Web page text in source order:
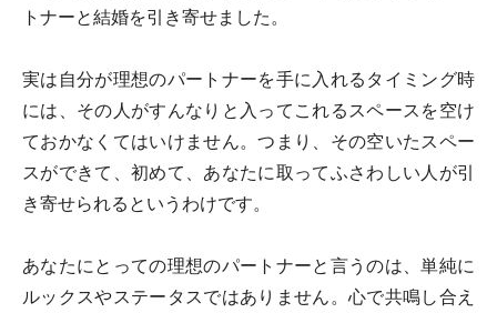
トナーと結婚を引き寄せました。
実は自分が理想のパートナーを手に入れるタイミング時
には、その人がすんなりと入ってこれるスペースを空け
ておかなくてはいけません。つまり、その空いたスペー
スができて、初めて、あなたに取ってふさわしい人が引
き寄せられるというわけです。
あなたにとっての理想のパートナーと言うのは、単純に
ルックスやステータスではありません。心で共鳴し合え